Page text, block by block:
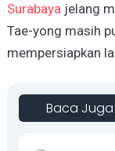
Surabayajelang
Tae-yong masih
mempersiapkan
Baca Juga